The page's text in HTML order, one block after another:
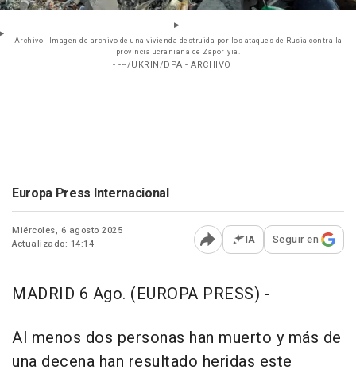
Archivo - Imagen de archivo de una vivienda destruida por los ataques de Rusia contra la
provincia ucraniana de Zaporiyia.
- ---/UKRIN/DPA - ARCHIVO
Europa Press Internacional
Miércoles, 6 agosto 2025
Actualizado: 14:14
Abrir opciones para
IA Seguir en
MADRID 6 Ago. (EUROPA PRESS) -
Al menos dos personas han muerto y más de
una decena han resultado heridas este